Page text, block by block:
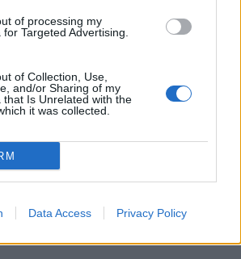
of processing my
Targeted Advertising.
of Collection, Use,
and/or Sharing of my
that Is Unrelated with the
it was collected.
Data Access Privacy Policy